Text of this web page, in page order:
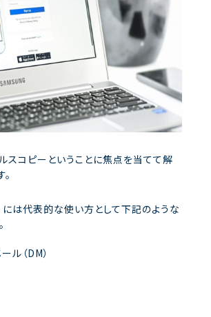
スコピーということに焦点を当てて解
は代表的な使い方として下記のような
ル（DM）